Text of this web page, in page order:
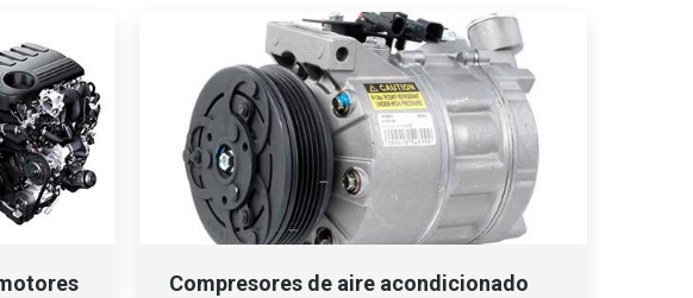
Compresores de aire acondicionado